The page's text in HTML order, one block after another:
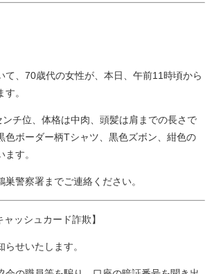
て、70歳代の女性が、本日、午前11時頃から
。
チ位、体格は中肉、頭髪は肩までの長さで
色ボーダー柄Tシャツ、黒色ズボン、紺色の
す。
警察署までご連絡ください。
ッシュカード詐欺】
せいたします。